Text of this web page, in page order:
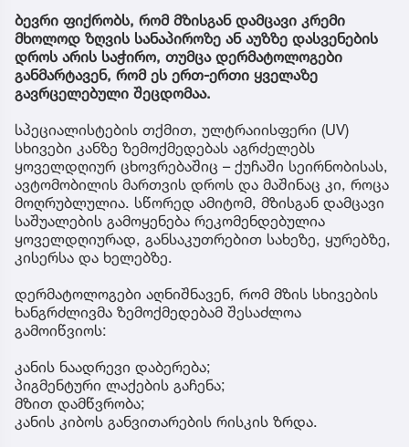
ბევრი ფიქრობს, რომ მზისგან დამცავი კრემი
მხოლოდ ზღვის სანაპიროზე ან აუზზე დასვენების
დროს არის საჭირო, თუმცა დერმატოლოგები
განმარტავენ, რომ ეს ერთ-ერთი ყველაზე
გავრცელებული შეცდომაა.
სპეციალისტების თქმით, ულტრაიისფერი (UV)
სხივები კანზე ზემოქმედებას აგრძელებს
ყოველდღიურ ცხოვრებაშიც – ქუჩაში სეირნობისას,
ავტომობილის მართვის დროს და მაშინაც კი, როცა
მოღრუბლულია. სწორედ ამიტომ, მზისგან დამცავი
საშუალების გამოყენება რეკომენდებულია
ყოველდღიურად, განსაკუთრებით სახეზე, ყურებზე,
კისერსა და ხელებზე.
დერმატოლოგები აღნიშნავენ, რომ მზის სხივების
ხანგრძლივმა ზემოქმედებამ შესაძლოა
გამოიწვიოს:
კანის ნაადრევი დაბერება;
პიგმენტური ლაქების გაჩენა;
მზით დამწვრობა;
კანის კიბოს განვითარების რისკის ზრდა.